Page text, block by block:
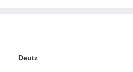
Deutz